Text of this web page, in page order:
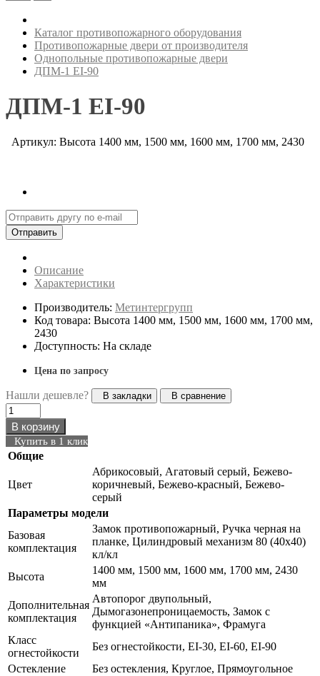
Каталог противопожарного оборудования
Противопожарные двери от производителя
Однопольные противопожарные двери
ДПМ-1 EI-90
ДПМ-1 EI-90
Артикул: Высота 1400 мм, 1500 мм, 1600 мм, 1700 мм, 2430
Отправить
Описание
Характеристики
Производитель: Метинтергрупп
Код товара: Высота 1400 мм, 1500 мм, 1600 мм, 1700 мм,
2430
Доступность: На складе
Цена по запросу
Нашли дешевле? В закладки В сравнение
В корзину
Купить в 1 клик
Общие
Цвет
Абрикосовый, Агатовый серый, Бежево-
коричневый, Бежево-красный, Бежево-
серый
Параметры модели
Базовая
комплектация
Замок противопожарный, Ручка черная на
планке, Цилиндровый механизм 80 (40х40)
кл/кл
Высота
1400 мм, 1500 мм, 1600 мм, 1700 мм, 2430
мм
Дополнительная
комплектация
Автопорог двупольный,
Дымогазонепроницаемость, Замок с
функцией «Антипаника», Фрамуга
Класс
огнестойкости
Без огнестойкости, EI-30, EI-60, EI-90
Остекление
Без остекления, Круглое, Прямоугольное